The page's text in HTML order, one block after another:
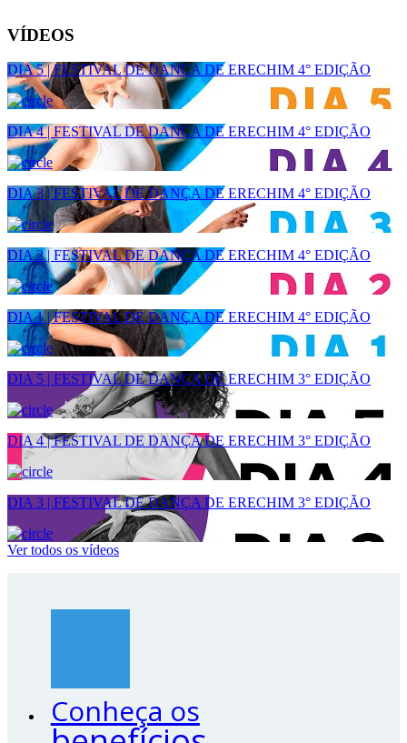
VÍDEOS
DIA 5 | FESTIVAL DE DANÇA DE ERECHIM 4° EDIÇÃO
DIA 4 | FESTIVAL DE DANÇA DE ERECHIM 4° EDIÇÃO
DIA 3 | FESTIVAL DE DANÇA DE ERECHIM 4° EDIÇÃO
DIA 2 | FESTIVAL DE DANÇA DE ERECHIM 4° EDIÇÃO
DIA 1 | FESTIVAL DE DANÇA DE ERECHIM 4° EDIÇÃO
DIA 5 | FESTIVAL DE DANÇA DE ERECHIM 3° EDIÇÃO
DIA 4 | FESTIVAL DE DANÇA DE ERECHIM 3° EDIÇÃO
DIA 3 | FESTIVAL DE DANÇA DE ERECHIM 3° EDIÇÃO
Ver todos os vídeos
Conheça os